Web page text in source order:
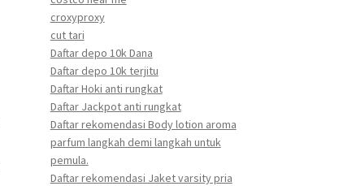
croxyproxy
cut tari
Daftar depo 10k Dana
Daftar depo 10k terjitu
Daftar Hoki anti rungkat
Daftar Jackpot anti rungkat
Daftar rekomendasi Body lotion aroma
parfum langkah demi langkah untuk
pemula.
Daftar rekomendasi Jaket varsity pria